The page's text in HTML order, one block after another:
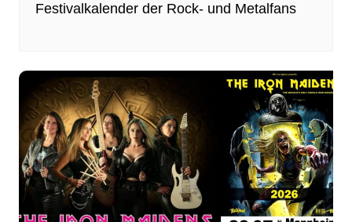
Festivalkalender der Rock- und Metalfans